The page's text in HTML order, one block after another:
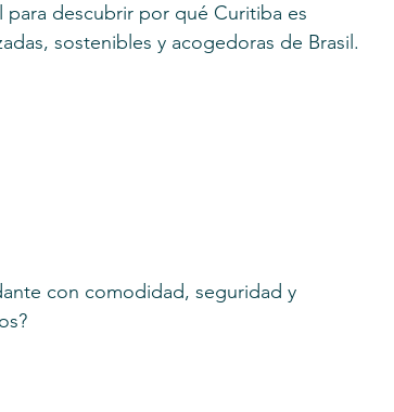
descubrir por qué Curitiba es
sostenibles y acogedoras de Brasil.
con comodidad, seguridad y